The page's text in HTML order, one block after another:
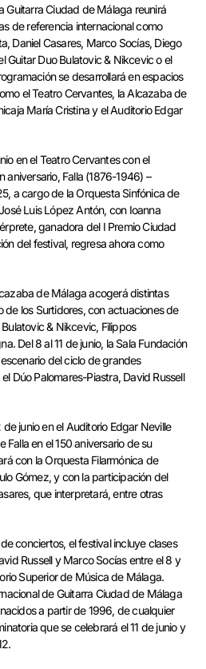
Guitarra Ciudad de Málaga reunirá
de referencia internacional como
Daniel Casares, Marco Socías, Diego
Guitar Duo Bulatovic & Nikcevic o el
se desarrollará en espacios
el Teatro Cervantes, la Alcazaba de
María Cristina y el Auditorio Edgar
en el Teatro Cervantes con el
aniversario, Falla (1876-1946) –
a cargo de la Orquesta Sinfónica de
Luis López Antón, con Ioanna
ganadora del I Premio Ciudad
del festival, regresa ahora como
de Málaga acogerá distintas
de los Surtidores, con actuaciones de
& Nikcevic, Filippos
Del 8 al 11 de junio, la Sala Fundación
del ciclo de grandes
Dúo Palomares-Piastra, David Russell
junio en el Auditorio Edgar Neville
Falla en el 150 aniversario de su
con la Orquesta Filarmónica de
Gómez, y con la participación del
que interpretará, entre otras
conciertos, el festival incluye clases
Russell y Marco Socías entre el 8 y
Superior de Música de Málaga.
de Guitarra Ciudad de Málaga
a partir de 1996, de cualquier
que se celebrará el 11 de junio y